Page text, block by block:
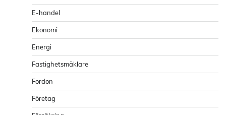
E-handel
Ekonomi
Energi
Fastighetsmäklare
Fordon
Företag